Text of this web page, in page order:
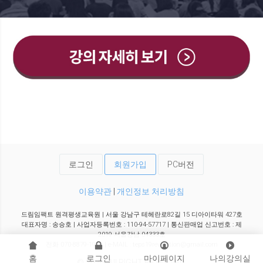
홈 로그인 마이페이지 나의강의실
로그인 회원가입 PC버전
이용약관 개인정보 처리방침
드림임팩트 원격평생교육원 | 서울 강남구 테헤란로82길 15 디아이타워 427호
대표자명 : 송승호 | 사업자등록번호 : 110-94-57717 | 통신판매업 신고번호 : 제
2019-서울강남-04333호
전화 070-8879-1919 | e-MAIL : teps19revolution@gmail.com